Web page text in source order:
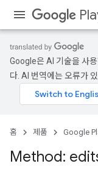
Google은 AI 기술을 사
다. AI 번역에는 오류가
홈 제품 Google
Method: